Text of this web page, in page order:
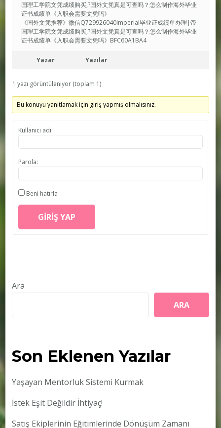
国理工学院文凭成绩购买,?国外文凭真是可查吗？怎么制作海外毕业
证书成绩单《入职会需要文凭吗》
《国外文凭推荐》微信Q729926040Imperial毕业证成绩单办理|帝
国理工学院文凭成绩购买,?国外文凭真是可查吗？怎么制作海外毕业
证书成绩单《入职会需要文凭吗》BFC60A1BA4
Yazar Yazılar
1 yazı görüntüleniyor (toplam 1)
Bu konuyu yanıtlamak için giriş yapmış olmalısınız.
Kullanıcı adı:
Parola:
Beni hatırla
GIRIŞ YAP
Ara
ARA
Son Eklenen Yazılar
Yaşayan Mentorluk Sistemi Kurmak
İstek Eşit Değildir İhtiyaç!
Satış Ekiplerinin Eğitimlerinde Dönüşüm Zamanı